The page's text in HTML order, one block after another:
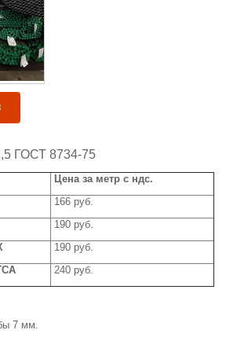
ГОСТ 8734-75
Цена за метр с ндс.
166 руб.
190 руб.
190 руб.
240 руб.
7 мм.